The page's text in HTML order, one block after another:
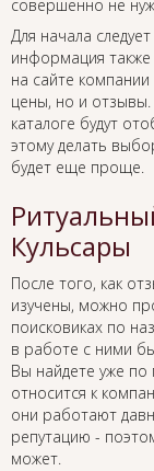
совершенно не
Для начала
информация также
на сайте
цены, но и
каталоге будут
этому делать
будет еще проще.
Кульсары
После того, как
изучены, можно
поисковиках по
в работе с ними
Вы найдете уже по
относится к
они работают
репутацию -
может.